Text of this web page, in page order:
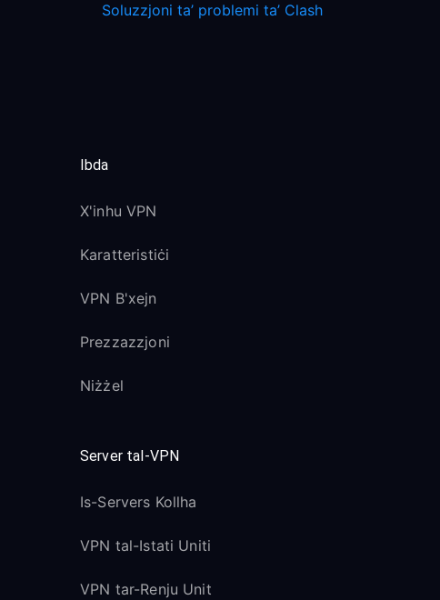
Soluzzjoni ta’ problemi ta’ Clash
Ibda
X'inhu VPN
Karatteristiċi
VPN B'xejn
Prezzazzjoni
Niżżel
Server tal-VPN
Is-Servers Kollha
VPN tal-Istati Uniti
VPN tar-Renju Unit